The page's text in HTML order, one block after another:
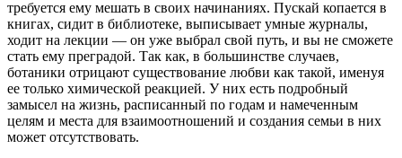
требуется ему мешать в своих начинаниях. Пускай копается в
книгах, сидит в библиотеке, выписывает умные журналы,
ходит на лекции — он уже выбрал свой путь, и вы не сможете
стать ему преградой. Так как, в большинстве случаев,
ботаники отрицают существование любви как такой, именуя
ее только химической реакцией. У них есть подробный
замысел на жизнь, расписанный по годам и намеченным
целям и места для взаимоотношений и создания семьи в них
может отсутствовать.